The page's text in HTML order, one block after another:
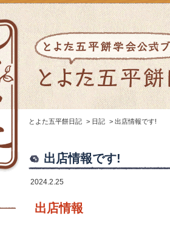
とよた五平餅日記 > 日記 > 出店情報です!
出店情報です!
2024.2.25
出店情報